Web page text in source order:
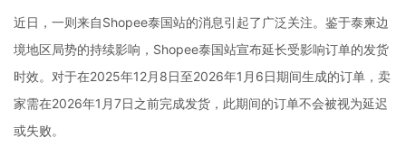
近日，一则来自Shopee泰国站的消息引起了广泛关注。鉴于泰柬边
境地区局势的持续影响，Shopee泰国站宣布延长受影响订单的发货
时效。对于在2025年12月8日至2026年1月6日期间生成的订单，卖
家需在2026年1月7日之前完成发货，此期间的订单不会被视为延迟
或失败。